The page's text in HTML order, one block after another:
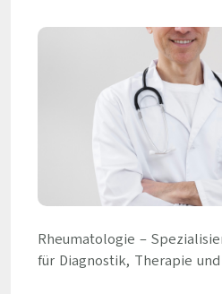
Rheumatologie –
für Diagnostik, Therapie